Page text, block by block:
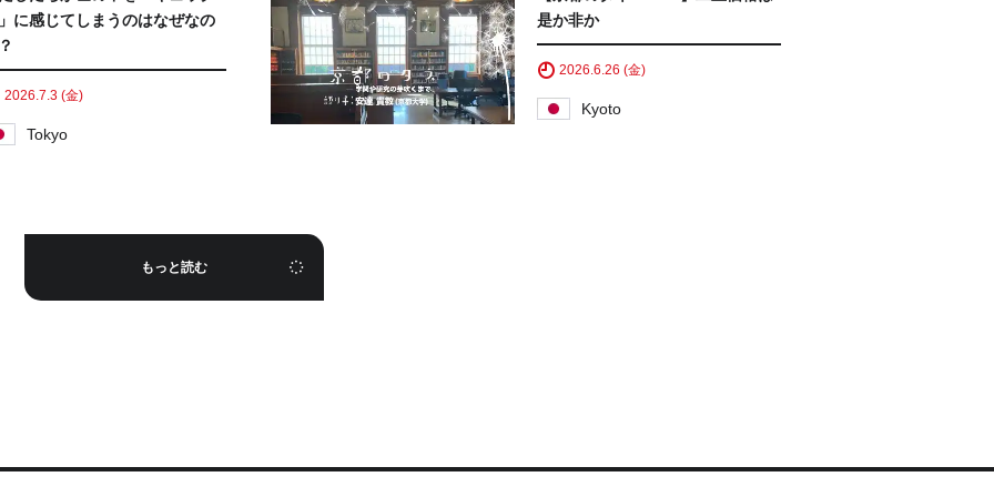
に感じてしまうのはなぜなの
2026.7.3 (金)
Tokyo
是か非か
2026.6.26 (金)
Kyoto
もっと読む